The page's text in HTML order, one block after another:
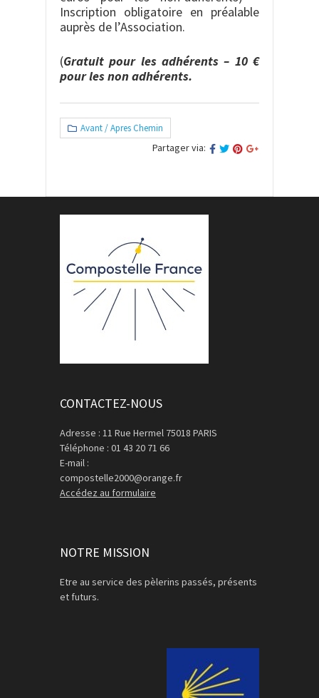
Inscription obligatoire en préalable
auprès de l’Association.
(Gratuit pour les adhérents – 10 €
pour les non adhérents.
Avant / Apres Chemin
Partager via:
CONTACTEZ-NOUS
Adresse : 11 Rue Hermel 75018 PARIS
Téléphone : 01 43 20 71 66
E-mail :
compostelle2000@orange.fr
Accédez au formulaire
NOTRE MISSION
Etre au service des pèlerins passés, présents
et futurs.